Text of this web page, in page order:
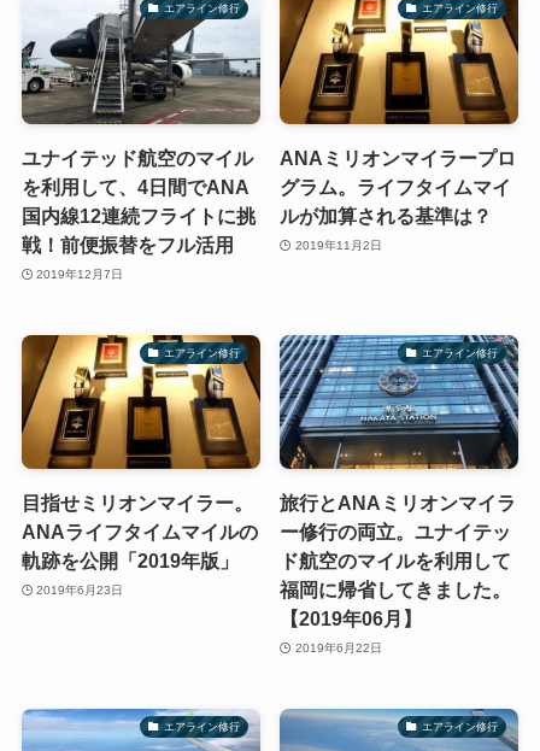
エアライン修行
ユナイテッド航空のマイル
を利用して、4日間でANA
国内線12連続フライトに挑
戦！前便振替をフル活用
2019年12月7日
エアライン修行
ANAミリオンマイラープロ
グラム。ライフタイムマイ
ルが加算される基準は？
2019年11月2日
エアライン修行
目指せミリオンマイラー。
ANAライフタイムマイルの
軌跡を公開「2019年版」
2019年6月23日
エアライン修行
旅行とANAミリオンマイラ
ー修行の両立。ユナイテッ
ド航空のマイルを利用して
福岡に帰省してきました。
【2019年06月】
2019年6月22日
エアライン修行 エアライン修行